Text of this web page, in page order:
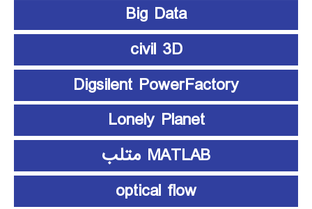
Big Data
civil 3D
Digsilent PowerFactory
Lonely Planet
MATLAB متلب
optical flow